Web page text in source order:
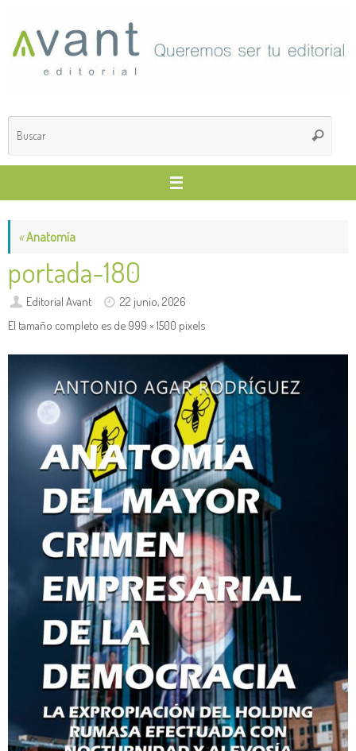
contenido
Buscar
«Anatomía
portada-180
Editorial Avant
22 junio, 2026
El tamaño completo es de 999 × 1500 pixels